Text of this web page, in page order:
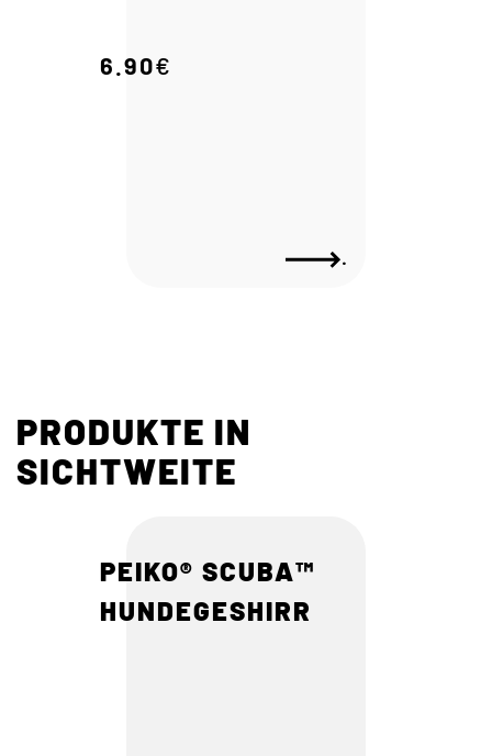
6.90€
.
PRODUKTE IN
SICHTWEITE
PEIKO® SCUBA™
HUNDEGESHIRR